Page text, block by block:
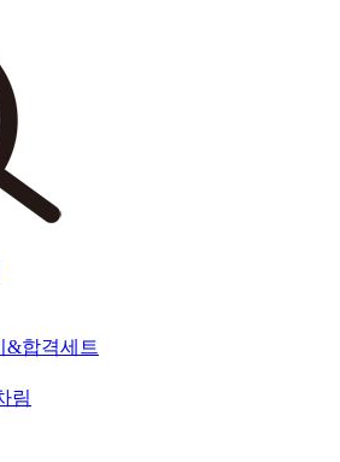
&합격세트
림